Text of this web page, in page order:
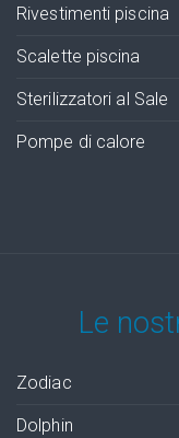
Rivestimenti piscina
Scalette piscina
Sterilizzatori al Sale
Pompe di calore
Le
Zodiac
Dolphin